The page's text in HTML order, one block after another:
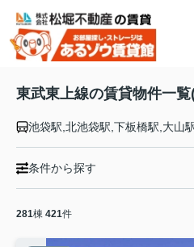
東武東上線の賃貸物件一
条件から探す
281棟 421件